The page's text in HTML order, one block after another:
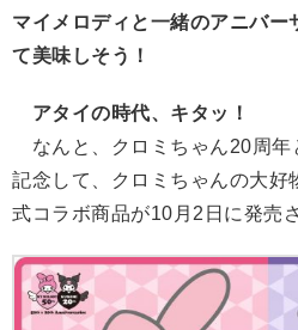
マイメロディと一緒のアニバー
て美味しそう！
アタイの時代、キタッ！
なんと、クロミちゃん20周年
記念して、クロミちゃんの大好
式コラボ商品が10月2日に発売